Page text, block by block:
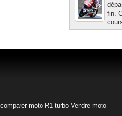
fin.
comparer moto R1 turbo Vendre moto